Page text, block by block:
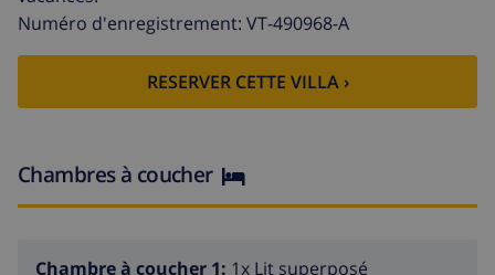
grande villa sur 3 niveaux
salon avec télévision
3 salles à manger
Numéro d'enregistrement: VT-490968-A
RESERVER CETTE VILLA ›
Chambres à coucher
Chambre à coucher 1: 1x Lit superposé